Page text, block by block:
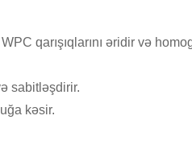
qarışıqlarını əridir və
sabitləşdirir.
kəsir.